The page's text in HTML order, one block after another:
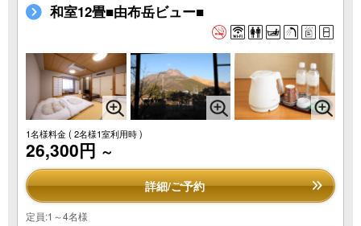
和室12畳■由布岳ビュー■
1名様料金( 2名様1室利用時 )
26,300円 ～
詳細/ご予約
定員:1～4名様